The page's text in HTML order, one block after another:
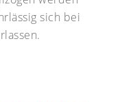
sich bei